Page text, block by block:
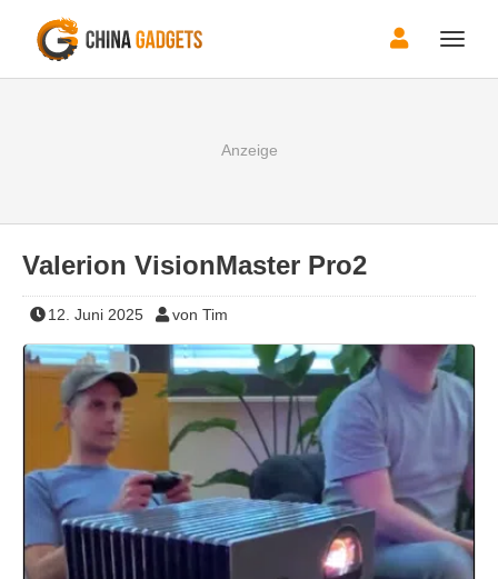
Toggle
Valerion VisionMaster Pro2
12. Juni 2025 von Tim